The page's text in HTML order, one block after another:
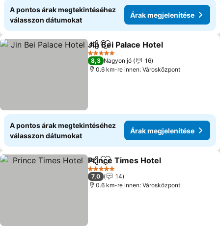
A pontos árak megtekintéséhez
válasszon dátumokat
Árak megjelenítése
Megosztás
Hozzáadás a kedvencekhez
Jin Bei Palace Hotel
5 Kategória
8,3 Nagyon jó
16
0.6 km-re innen: Városközpont
A pontos árak megtekintéséhez
válasszon dátumokat
Árak megjelenítése
Megosztás
Hozzáadás a kedvencekhez
Prince Times Hotel
5 Kategória
7,0
14
0.6 km-re innen: Városközpont